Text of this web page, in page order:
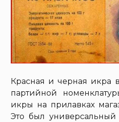
Красная и черная икра
партийной
икры на прилавках
Это был